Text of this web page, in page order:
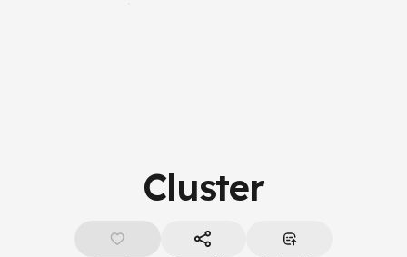
Cluster